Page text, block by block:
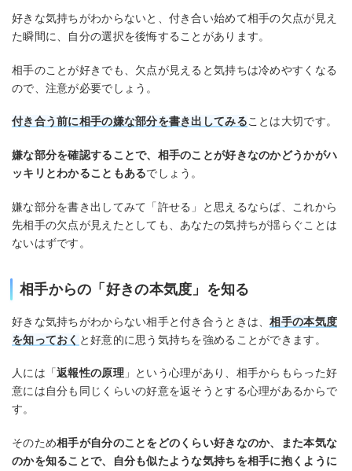
好きな気持ちがわからないと、付き合い始めて相手の欠点が見え
た瞬間に、自分の選択を後悔することがあります。
相手のことが好きでも、欠点が見えると気持ちは冷めやすくなる
ので、注意が必要でしょう。
付き合う前に相手の嫌な部分を書き出してみることは大切です。
嫌な部分を確認することで、相手のことが好きなのかどうかがハ
ッキリとわかることもあるでしょう。
嫌な部分を書き出してみて「許せる」と思えるならば、これから
先相手の欠点が見えたとしても、あなたの気持ちが揺らぐことは
ないはずです。
相手からの「好きの本気度」を知る
好きな気持ちがわからない相手と付き合うときは、相手の本気度
を知っておく と好意的に思う気持ちを強めることができます。
人には「返報性の原理」という心理があり、相手からもらった好
意には自分も同じくらいの好意を返そうとする心理があるからで
す。
そのため相手が自分のことをどのくらい好きなのか、また本気な
のかを知ることで、自分も似たような気持ちを相手に抱くように